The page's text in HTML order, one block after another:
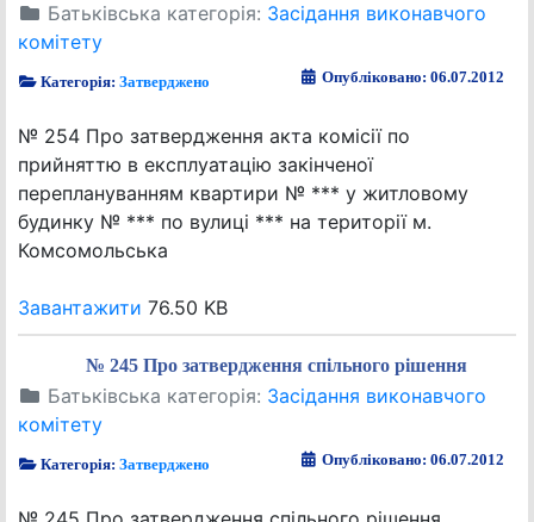
Батьківська категорія: Засідання виконавчого
комітету
Категорія:Затверджено Опубліковано: 06.07.2012
№ 254 Про затвердження акта комісії по
прийняттю в експлуатацію закінченої
переплануванням квартири № *** у житловому
будинку № *** по вулиці *** на території м.
Комсомольська
Завантажити 76.50 KB
№ 245 Про затвердження спільного рішення
Батьківська категорія: Засідання виконавчого
комітету
Категорія:Затверджено Опубліковано: 06.07.2012